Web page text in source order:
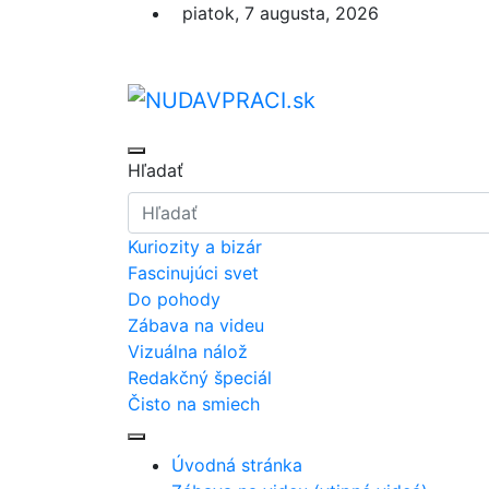
piatok, 7 augusta, 2026
nudaVpráci.sk
Hľadať
Kuriozity a bizár
Fascinujúci svet
Do pohody
Zábava na videu
Vizuálna nálož
Redakčný špeciál
Čisto na smiech
Úvodná stránka